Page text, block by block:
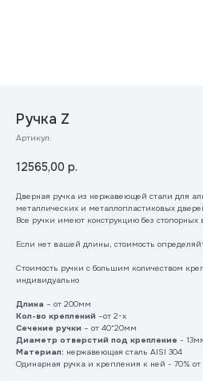
Ручка Z
Артикул:
12565,00 р.
Дверная ручка из нержавеющей стали для
металлических и металлопластиковых
Все ручки имеют конструкцию без стопорных
Если нет вашей длины, стоимость
Стоимость ручки с большим количеством
индивидуально
Длина – от 200мм
Кол-во креплений –от 2-х
Сечение ручки – от 40*20мм
Диаметр отверстий под крепление -
Материал: нержавеющая сталь AISI 304
Одинарная ручка и крепления к ней - 70%